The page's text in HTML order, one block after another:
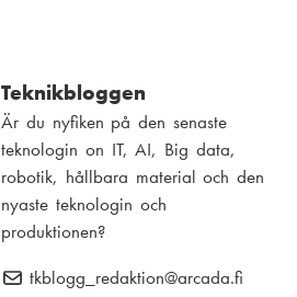
Teknikbloggen
Är du nyfiken på den senaste
teknologin on IT, AI, Big data,
robotik, hållbara material och den
nyaste teknologin och
produktionen?
E
tkblogg_redaktion@arcada.fi